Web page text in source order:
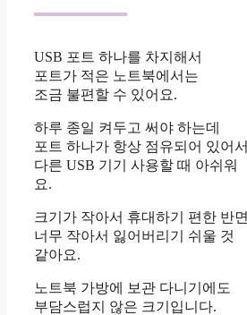
USB 포트 하나를 차지해서
포트가 적은 노트북에서는
조금 불편할 수 있어요.
하루 종일 켜두고 써야 하는데
포트 하나가 항상 점유되어 있어서
다른 USB 기기 사용할 때 아쉬워
요.
크기가 작아서 휴대하기 편한 반면
너무 작아서 잃어버리기 쉬울 것
같아요.
노트북 가방에 보관 다니기에도
부담스럽지 않은 크기입니다.